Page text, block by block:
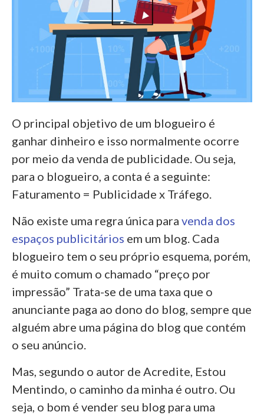
O principal objetivo de um blogueiro é
ganhar dinheiro e isso normalmente ocorre
por meio da venda de publicidade. Ou seja,
para o blogueiro, a conta é a seguinte:
Faturamento = Publicidade x Tráfego.
Não existe uma regra única para venda dos
espaços publicitários em um blog. Cada
blogueiro tem o seu próprio esquema, porém,
é muito comum o chamado “preço por
impressão” Trata-se de uma taxa que o
anunciante paga ao dono do blog, sempre que
alguém abre uma página do blog que contém
o seu anúncio.
Mas, segundo o autor de Acredite, Estou
Mentindo, o caminho da minha é outro. Ou
seja, o bom é vender seu blog para uma